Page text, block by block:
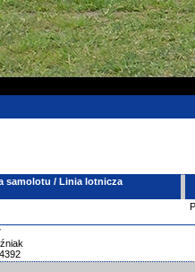
samolotu / Linia lotnicza
4392